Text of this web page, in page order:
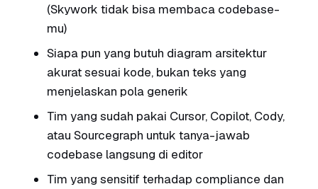
(Skywork tidak bisa membaca codebase-
mu)
Siapa pun yang butuh diagram arsitektur
akurat sesuai kode, bukan teks yang
menjelaskan pola generik
Tim yang sudah pakai Cursor, Copilot, Cody,
atau Sourcegraph untuk tanya-jawab
codebase langsung di editor
Tim yang sensitif terhadap compliance dan